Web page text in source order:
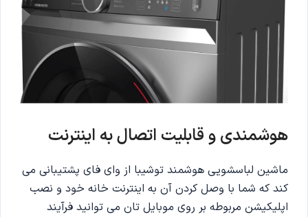
هوشمندی و قابلیت اتصال به اینترنت
ماشین لباسشویی هوشمند توشیبا از وای فای پشتیبانی می
کند که شما با وصل کردن آن به اینترنت خانه خود و نصب
اپلیکیشن مربوطه بر روی موبایل تان می توانید فرآیند